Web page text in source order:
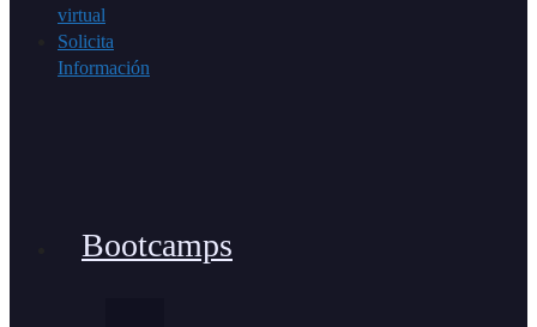
virtual
Solicita
Información
Bootcamps